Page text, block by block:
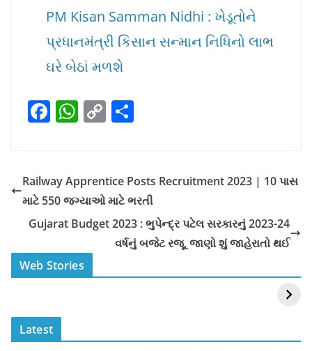
PM Kisan Samman Nidhi : ખેડૂતોને
પ્રધાનમંત્રી કિસાન સન્માન નિધિનો લાભ
ઘરે બેઠાં મળશે
F
e
b
o
o
k
W
s
A
p
p
C
y
Li
n
k
e
Railway Apprentice Posts Recruitment 2023 | 10 પાસ
માટે 550 જગ્યાઓ માટે ભરતી
Gujarat Budget 2023 : ભુપેન્દ્ર પટેલ સરકારનું 2023-24
વર્ષનું બજેટ રજૂ, જાણો શું જાહેરાતો થઈ
Web Stories
स्वीमिंग पूल में बिकिनी पहन
Mouni Roy ने लगाई
DOMS IPO
Latest